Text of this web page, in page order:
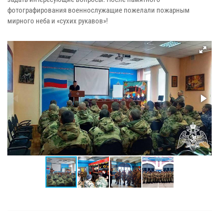
фотографирования военнослужащие пожелали пожарным
мирного неба и «сухих рукавов»!